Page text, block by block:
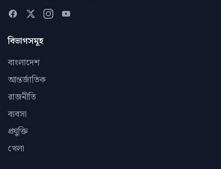
বিভাগসমূহ
বাংলাদেশ
আন্তর্জাতিক
রাজনীতি
ব্যবসা
প্রযুক্তি
খেলা